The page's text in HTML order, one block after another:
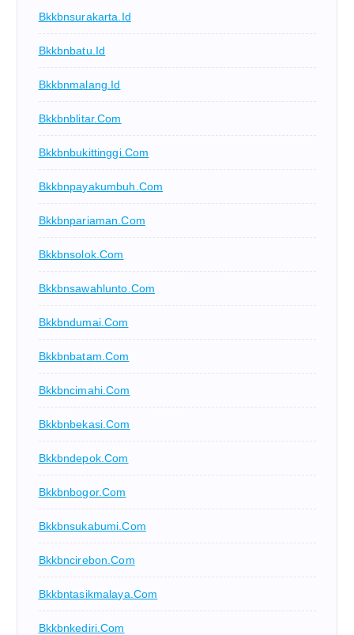
Bkkbnsurakarta.id
Bkkbnbatu.id
Bkkbnmalang.id
Bkkbnblitar.com
Bkkbnbukittinggi.com
Bkkbnpayakumbuh.com
Bkkbnpariaman.com
Bkkbnsolok.com
Bkkbnsawahlunto.com
Bkkbndumai.com
Bkkbnbatam.com
Bkkbncimahi.com
Bkkbnbekasi.com
Bkkbndepok.com
Bkkbnbogor.com
Bkkbnsukabumi.com
Bkkbncirebon.com
Bkkbntasikmalaya.com
Bkkbnkediri.com